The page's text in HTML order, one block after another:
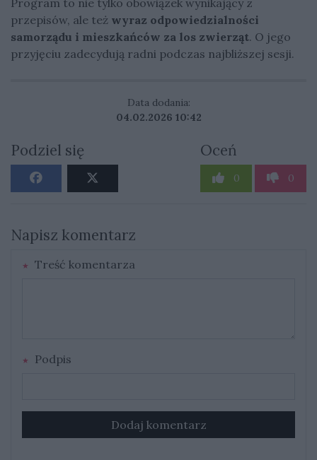
przepisów, ale też wyraz odpowiedzialności
samorządu i mieszkańców za los zwierząt. O jego
przyjęciu zadecydują radni podczas najbliższej sesji.
Data dodania:
04.02.2026 10:42
Podziel się Oceń
0 0
Napisz komentarz
Treść komentarza
Podpis
Dodaj komentarz